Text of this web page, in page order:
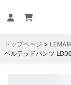
トップページ >
ベルテッドパンツ